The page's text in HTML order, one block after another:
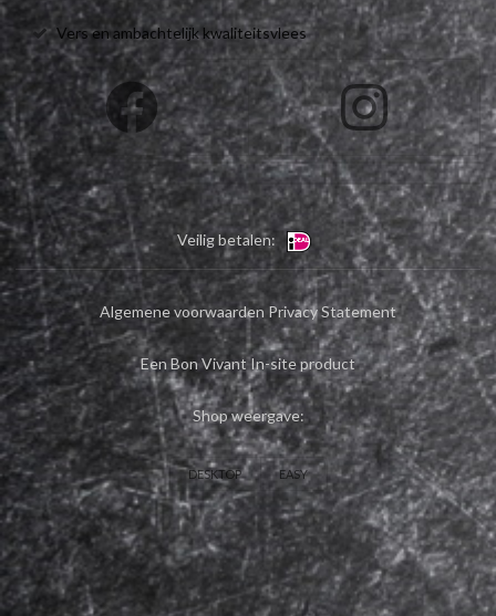
Vers en ambachtelijk kwaliteitsvlees
Veilig betalen:
Algemene voorwaarden Privacy Statement
Een Bon Vivant In-site product
Shop weergave:
DESKTOP EASY